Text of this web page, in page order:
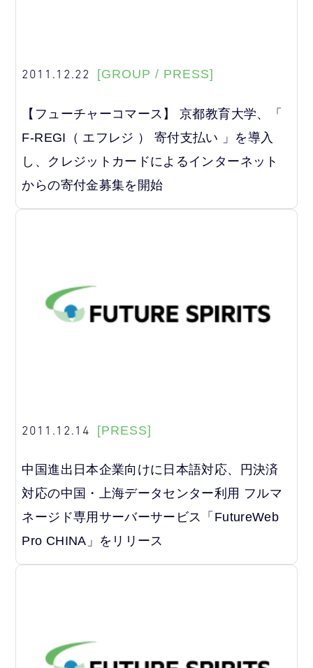
2011.12.22 [GROUP / PRESS]
【フューチャーコマース】 京都教育大学、「
F-REGI（ エフレジ ） 寄付支払い 」を導入
し、クレジットカードによるインターネット
からの寄付金募集を開始
2011.12.14 [PRESS]
中国進出日本企業向けに日本語対応、円決済
対応の中国・上海データセンター利用 フルマ
ネージド専用サーバーサービス「FutureWeb
Pro CHINA」をリリース